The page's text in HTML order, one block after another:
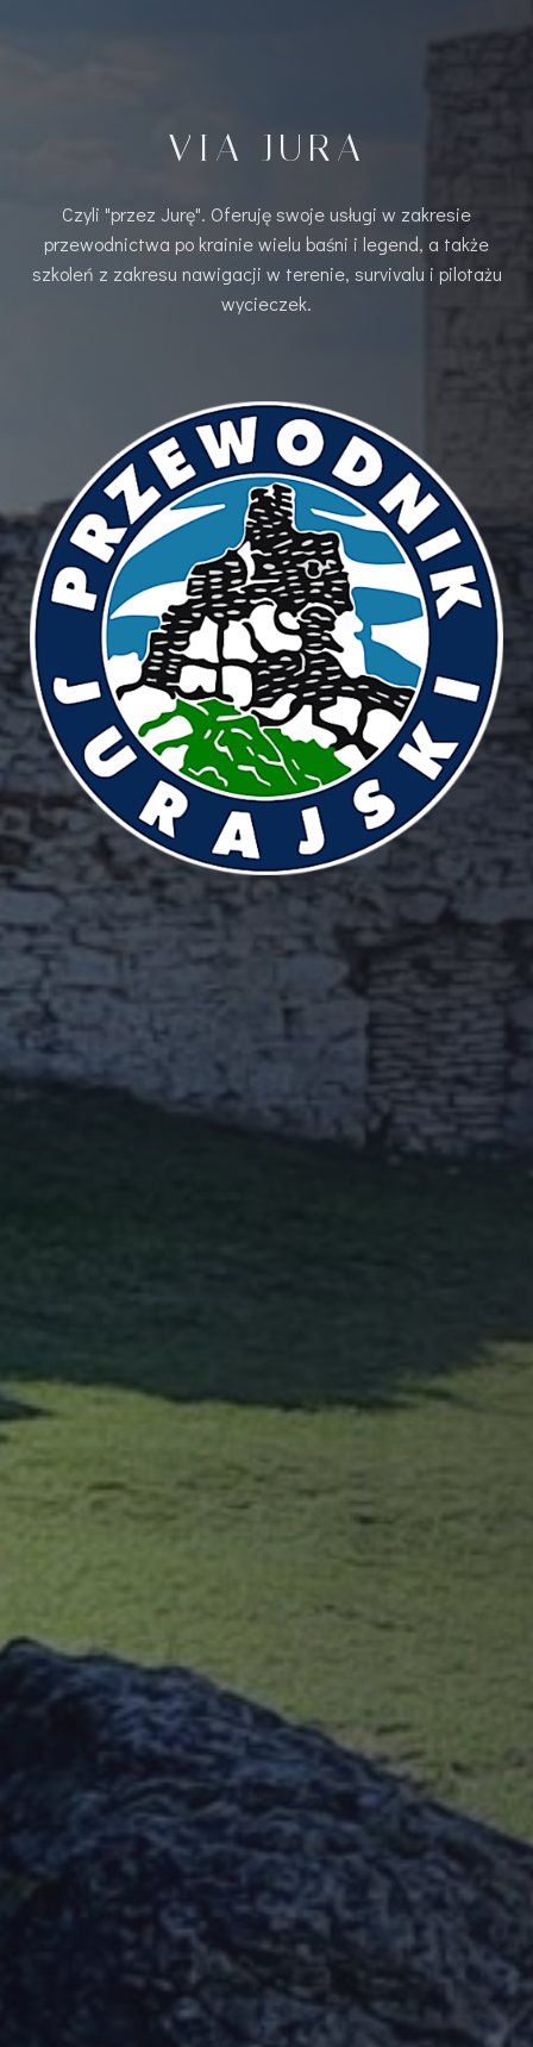
VIA JURA
Czyli "przez Jurę". Oferuję swoje usługi w zakresie
przewodnictwa po krainie wielu baśni i legend, a także
szkoleń z zakresu nawigacji w terenie, survivalu i pilotażu
wycieczek.